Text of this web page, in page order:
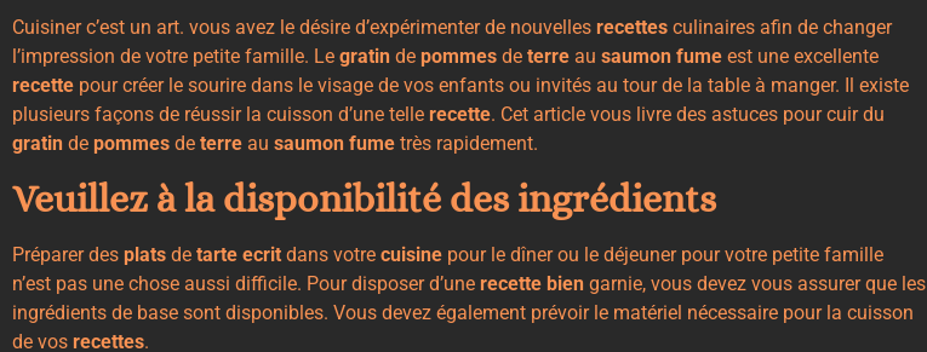
Cuisiner c’est un art. vous avez le désire d’expérimenter de nouvelles recettes culinaires afin de changer
l’impression de votre petite famille. Le gratin de pommes de terre au saumon fume est une excellente
recette pour créer le sourire dans le visage de vos enfants ou invités au tour de la table à manger. Il existe
plusieurs façons de réussir la cuisson d’une telle recette. Cet article vous livre des astuces pour cuir du
gratin de pommes de terre au saumon fume très rapidement.
Veuillez à la disponibilité des ingrédients
Préparer des plats de tarte ecrit dans votre cuisine pour le dîner ou le déjeuner pour votre petite famille
n’est pas une chose aussi difficile. Pour disposer d’une recette bien garnie, vous devez vous assurer que les
ingrédients de base sont disponibles. Vous devez également prévoir le matériel nécessaire pour la cuisson
de vos recettes.